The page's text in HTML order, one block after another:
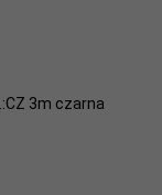
3m czarna